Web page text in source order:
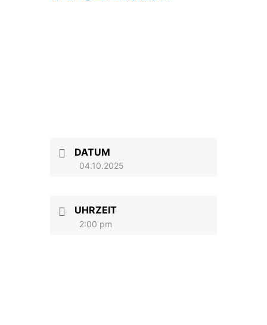
DATUM
04.10.2025
UHRZEIT
2:00 pm